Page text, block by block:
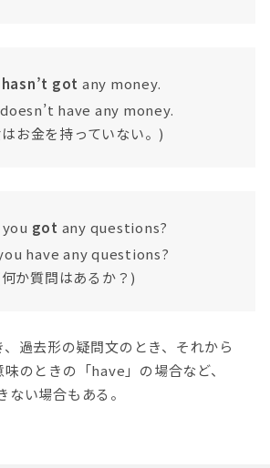
hasn’t got any money.
have any money.
お金を持っていない。)
you got any questions?
have any questions?
か質問はあるか？)
過去形の疑問文のとき、それから
味のときの「have」の場合など、
ない場合もある。